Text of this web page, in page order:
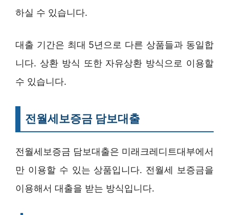
하실 수 있습니다.
대출 기간은 최대 5년으로 다른 상품들과 동일합
니다. 상환 방식 또한 자유상환 방식으로 이용할
수 있습니다.
전월세보증금 담보대출
전월세보증금 담보대출은 미래크레디트대부에서
만 이용할 수 있는 상품입니다. 전월세 보증금을
이용해서 대출을 받는 방식입니다.